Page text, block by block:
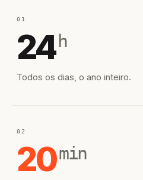
01
24 h
Todos os dias, o ano inteiro.
02
20min